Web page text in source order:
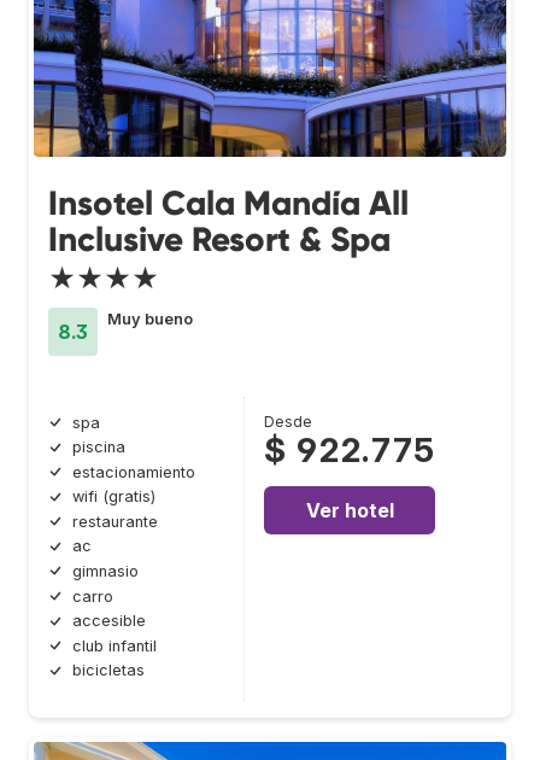
Insotel Cala Mandía All
Inclusive Resort & Spa
★★★★
8.3
Muy bueno
spa
piscina
estacionamiento
wifi (gratis)
restaurante
ac
gimnasio
carro
accesible
club infantil
bicicletas
Desde
$ 922.775
Ver hotel